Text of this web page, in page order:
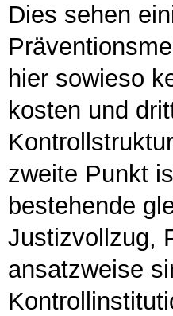
Dies sehen
hier sowieso
kosten und
zweite Punkt
bestehende
Justizvollzug,
ansatzweise